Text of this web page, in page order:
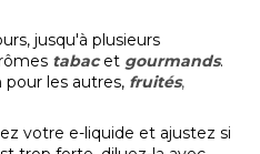
jusqu'à plusieurs
tabacet gourmands.
les autres, fruités,
votre e-liquide et ajustez si